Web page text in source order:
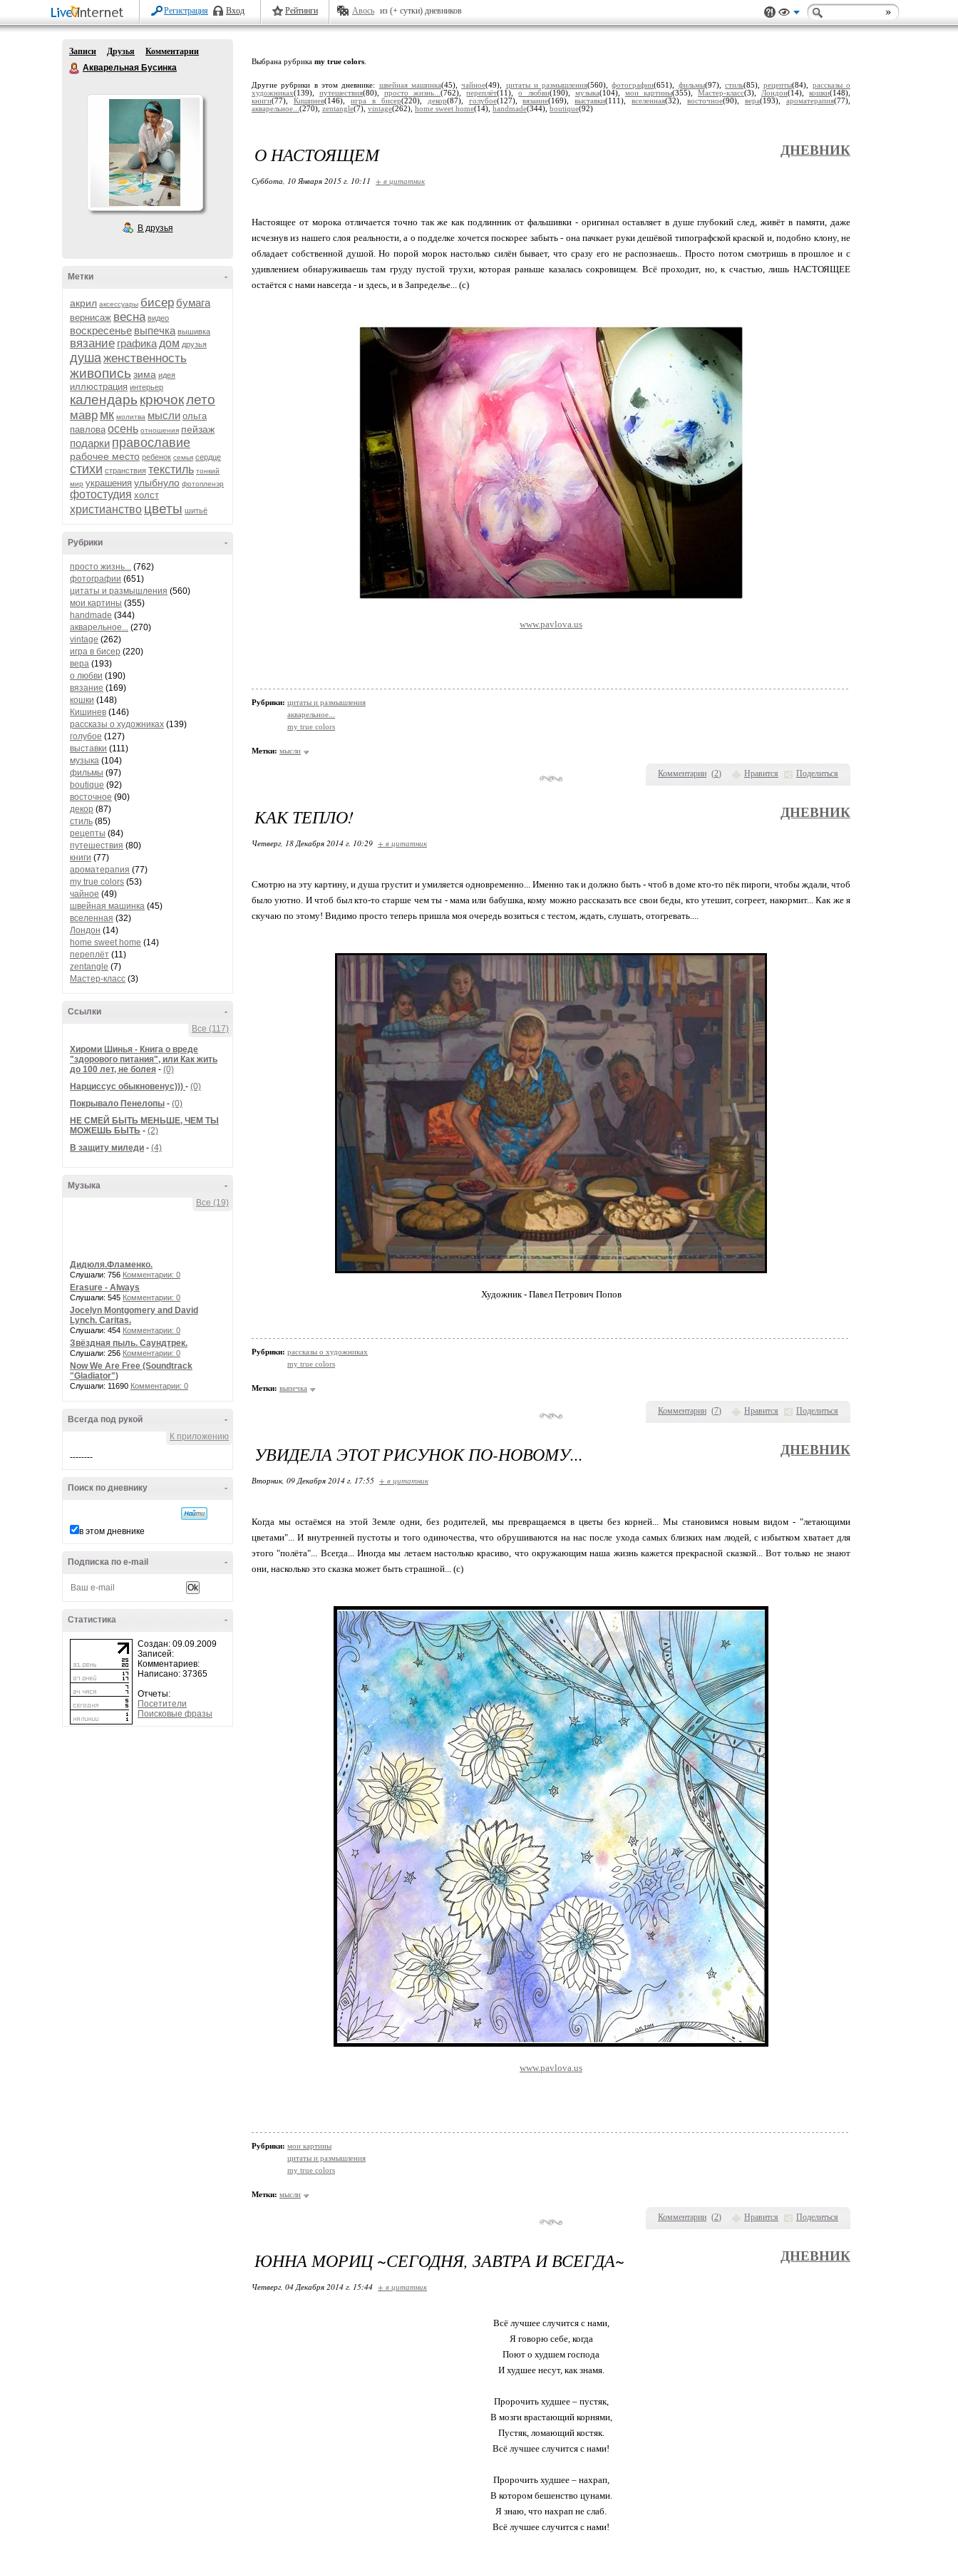
Регистрация Вход Рейтинги Авось из (+ сутки) дневников
Записи Друзья
Комментарии
Акварельная Бусинка
В друзья
-
Метки
акрил аксессуары бисер бумага
вернисаж весна видео
воскресенье выпечка вышивка
вязание графика дом друзья
душаженственность
живопись зима идея
иллюстрация интерьер
календарь крючоклето
мавр мк молитва мысли ольга
павлова осень отношения пейзаж
подарки православие
рабочее место ребенок семья сердце
стихи странствия текстиль тонкий
мир украшения улыбнуло фотопленэр
фотостудия холст
христианство цветы шитьё
-
Рубрики
просто жизнь... (762)
фотографии (651)
цитаты и размышления (560)
мои картины (355)
handmade (344)
акварельное... (270)
vintage (262)
игра в бисер (220)
вера (193)
о любви (190)
вязание (169)
кошки (148)
Кишинев (146)
рассказы о художниках (139)
голубое (127)
выставки (111)
музыка (104)
фильмы (97)
boutique (92)
восточное (90)
декор (87)
стиль (85)
рецепты (84)
путешествия (80)
книги (77)
ароматерапия (77)
my true colors (53)
чайное (49)
швейная машинка (45)
вселенная (32)
Лондон (14)
home sweet home (14)
переплёт (11)
zentangle (7)
Мастер-класс (3)
-
Ссылки
Все (117)
Хироми Шинья - Книга о вреде
"здорового питания", или Как жить
до 100 лет, не болея - (0)
Нарциссус обыкновенус))) - (0)
Покрывало Пенелопы - (0)
НЕ СМЕЙ БЫТЬ МЕНЬШЕ, ЧЕМ ТЫ
МОЖЕШЬ БЫТЬ - (2)
В защиту миледи - (4)
-
Музыка
Все (19)
Дидюля.Фламенко.
Слушали: 756 Комментарии: 0
Erasure - Always
Слушали: 545 Комментарии: 0
Jocelyn Montgomery and David
Lynch. Caritas.
Слушали: 454 Комментарии: 0
Звёздная пыль. Саундтрек.
Слушали: 256 Комментарии: 0
Now We Are Free (Soundtrack
"Gladiator")
Слушали: 11690 Комментарии: 0
-
Всегда под рукой
К приложению
--------
-
Поиск по дневнику
в этом дневнике
-
Подписка по e-mail
-
Статистика
Создан: 09.09.2009
Записей:
Комментариев:
Написано: 37365
Отчеты:
Посетители
Поисковые фразы
Выбрана рубрика my true colors
Другие рубрики в этом дневнике: швейная машинка(45),чайное(49), цитаты и размышления(560),фотографии(651), фильмы(97),стиль(85),рецепты(84), рассказы о
художниках(139),путешествия(80),просто жизнь...(762),переплёт(11),о любви(190), музыка(104), мои картины(355), Мастер-класс(3), Лондон(14),кошки(148),
книги(77), Кишинев(146), игра в бисер(220), декор(87), голубое(127),вязание(169),выставки(111),вселенная(32),восточное(90),вера(193),ароматерапия(77),
акварельное... (270), zentangle(7), vintage(262), home sweet home(14), handmade(344), boutique(92)
Комментарии (2) Нравится Поделиться
О НАСТОЯЩЕМ ДНЕВНИК
Суббота, 10 Января 2015 г. 10:11 + в цитатник
Настоящее от морока отличается точно так же как подлинник от фальшивки - оригинал оставляет в душе глубокий след, живёт в памяти, даже
исчезнув из нашего слоя реальности, а о подделке хочется поскорее забыть - она пачкает руки дешёвой типографской краской и, подобно клону, не
обладает собственной душой. Но порой морок настолько силён бывает, что сразу его не распознаешь.. Просто потом смотришь в прошлое и с
удивлением обнаруживаешь там груду пустой трухи, которая раньше казалась сокровищем. Всё проходит, но, к счастью, лишь НАСТОЯЩЕЕ
остаётся с нами навсегда - и здесь, и в Запределье... (с)
www.pavlova.us
Рубрики: цитаты и размышления
акварельное...
my true colors
Метки: мысли
Комментарии (7) Нравится Поделиться
КАК ТЕПЛО! ДНЕВНИК
Четверг, 18 Декабря 2014 г. 10:29 + в цитатник
Смотрю на эту картину, и душа грустит и умиляется одновременно... Именно так и должно быть - чтоб в доме кто-то пёк пироги, чтобы ждали, чтоб
было уютно. И чтоб был кто-то старше чем ты - мама или бабушка, кому можно рассказать все свои беды, кто утешит, согреет, накормит... Как же я
скучаю по этому! Видимо просто теперь пришла моя очередь возиться с тестом, ждать, слушать, отогревать....
Художник - Павел Петрович Попов
Рубрики: рассказы о художниках
my true colors
Метки: выпечка
Комментарии (2) Нравится Поделиться
УВИДЕЛА ЭТОТ РИСУНОК ПО-НОВОМУ... ДНЕВНИК
Вторник, 09 Декабря 2014 г. 17:55 + в цитатник
Когда мы остаёмся на этой Земле одни, без родителей, мы превращаемся в цветы без корней... Мы становимся новым видом - "летающими
цветами"... И внутренней пустоты и того одиночества, что обрушиваются на нас после ухода самых близких нам людей, с избытком хватает для
этого "полёта"... Всегда... Иногда мы летаем настолько красиво, что окружающим наша жизнь кажется прекрасной сказкой... Вот только не знают
они, насколько это сказка может быть страшной... (с)
www.pavlova.us
Рубрики: мои картины
цитаты и размышления
my true colors
Метки: мысли
ЮННА МОРИЦ ~СЕГОДНЯ, ЗАВТРА И ВСЕГДА~ ДНЕВНИК
Четверг, 04 Декабря 2014 г. 15:44 + в цитатник
Всё лучшее случится с нами,
Я говорю себе, когда
Поют о худшем господа
И худшее несут, как знамя.
Пророчить худшее – пустяк,
В мозги врастающий корнями,
Пустяк, ломающий костяк.
Всё лучшее случится с нами!
Пророчить худшее – нахрап,
В котором бешенство цунами.
Я знаю, что нахрап не слаб.
Всё лучшее случится с нами!